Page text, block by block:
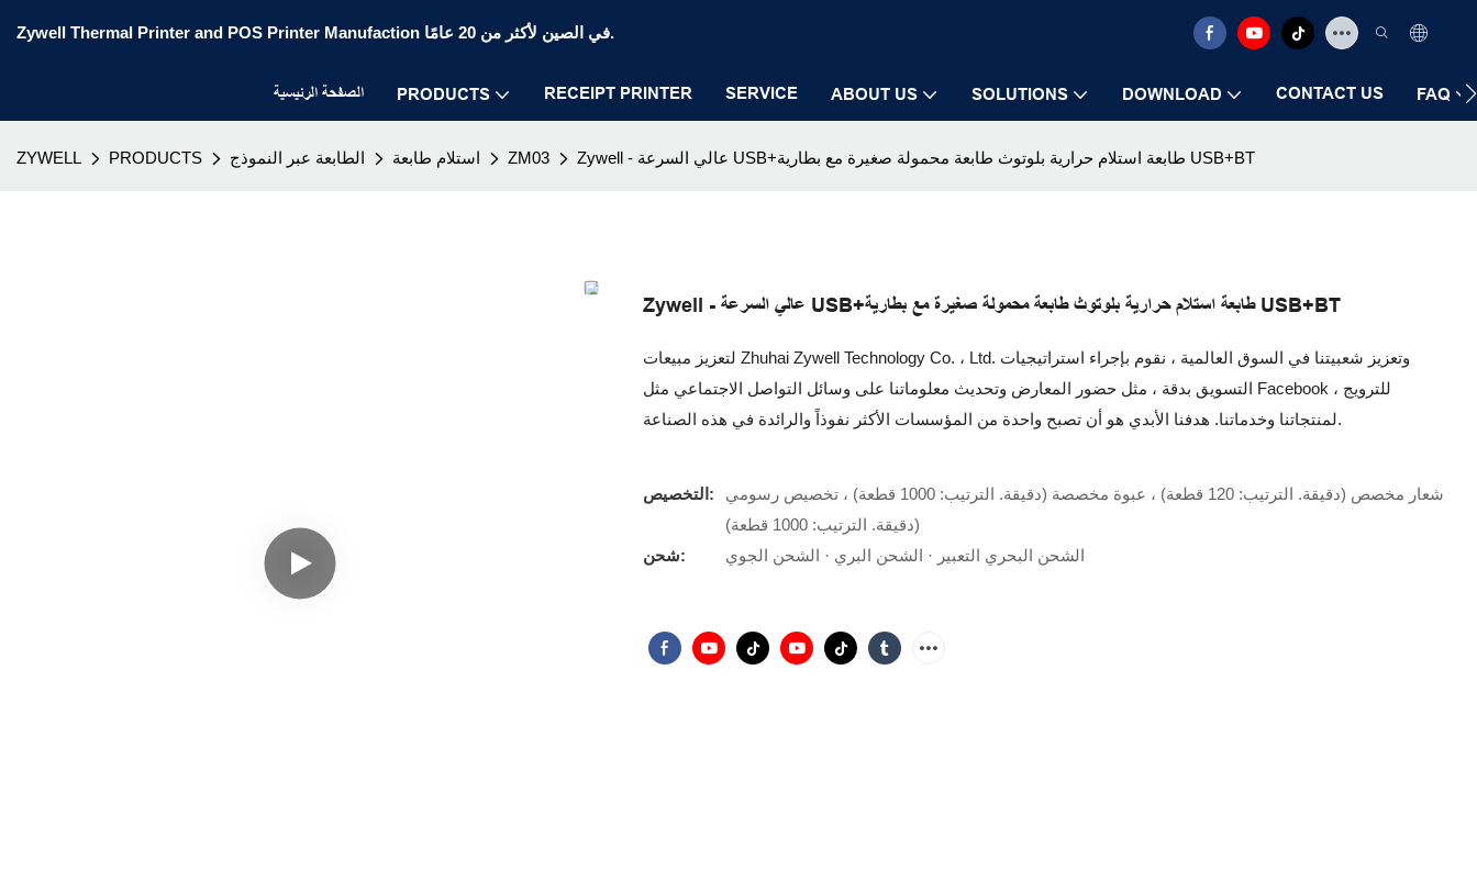
Zywell Thermal Printer and POS Printer Manufaction في الصين لأكثر من 20 عامًا.
الصفحة الرئيسية PRODUCTS RECEIPT PRINTER SERVICE ABOUT US SOLUTIONS DOWNLOAD CONTACT US FAQ
ZYWELL PRODUCTS الطابعة عبر النموذج استلام طابعة ZM03 Zywell - عالي السرعة USB+طابعة استلام حرارية بلوتوث طابعة محمولة صغيرة مع بطارية USB+BT
Zywell - عالي السرعة USB+طابعة استلام حرارية بلوتوث طابعة محمولة صغيرة مع بطارية USB+BT
لتعزيز مبيعات Zhuhai Zywell Technology Co. ، Ltd. وتعزيز شعبيتنا في السوق العالمية ، نقوم بإجراء استراتيجيات
التسويق بدقة ، مثل حضور المعارض وتحديث معلوماتنا على وسائل التواصل الاجتماعي مثل Facebook ، للترويج
لمنتجاتنا وخدماتنا. هدفنا الأبدي هو أن تصبح واحدة من المؤسسات الأكثر نفوذاً والرائدة في هذه الصناعة.
التخصيص:
شعار مخصص (دقيقة. الترتيب: 120 قطعة) ، عبوة مخصصة (دقيقة. الترتيب: 1000 قطعة) ، تخصيص رسومي
(دقيقة. الترتيب: 1000 قطعة)
شحن:
الشحن البحري التعبير · الشحن البري · الشحن الجوي